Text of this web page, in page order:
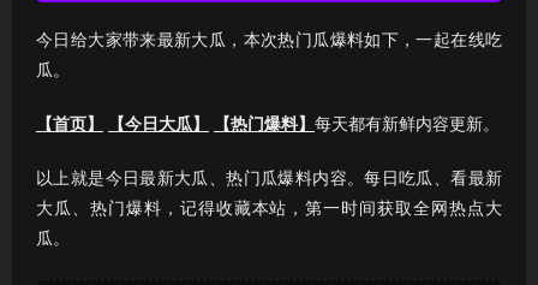
今日给大家带来最新大瓜，本次热门瓜爆料如下，一起在线吃
瓜。
【首页】 【今日大瓜】 【热门爆料】 每天都有新鲜内容更新。
以上就是今日最新大瓜、热门瓜爆料内容。每日吃瓜、看最新
大瓜、热门爆料，记得收藏本站，第一时间获取全网热点大
瓜。